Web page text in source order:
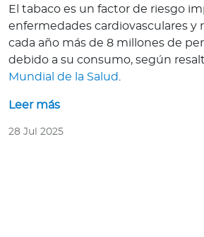
El tabaco es un factor de riesgo
enfermedades cardiovasculares y
cada año más de 8 millones de
debido a su consumo, según
Mundial de la Salud.
Leer más
28 Jul 2025